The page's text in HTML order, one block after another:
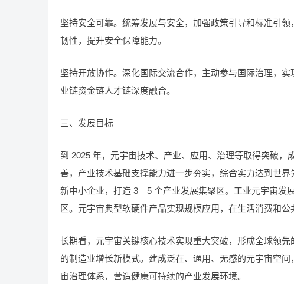
坚持安全可靠。统筹发展与安全，加强政策引导和标准引
韧性，提升安全保障能力。
坚持开放协作。深化国际交流合作，主动参与国际治理，
业链资金链人才链深度融合。
三、发展目标
到 2025 年，元宇宙技术、产业、应用、治理等取得突破
善，产业技术基础支撑能力进一步夯实，综合实力达到世
新中小企业，打造 3—5 个产业发展集聚区。工业元宇宙发
区。元宇宙典型软硬件产品实现规模应用，在生活消费和
长期看，元宇宙关键核心技术实现重大突破，形成全球领
的制造业增长新模式。建成泛在、通用、无感的元宇宙空
宙治理体系，营造健康可持续的产业发展环境。